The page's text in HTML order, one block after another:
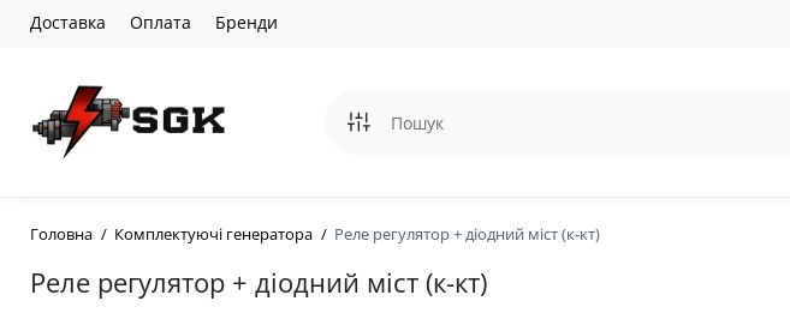
Доставка Оплата Бренди
Головна Комплектуючі генератора Реле регулятор + діодний міст (к-кт)
Реле регулятор + діодний міст (к-кт)